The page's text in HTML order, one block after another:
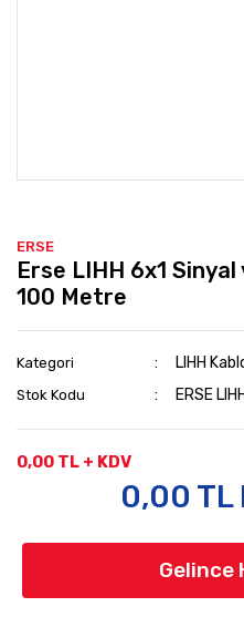
ERSE
Erse LIHH 6x1
100 Metre
Kategori LIHH
Stok Kodu ERSE
0,00 TL + KDV
0,00 TL
Gelince